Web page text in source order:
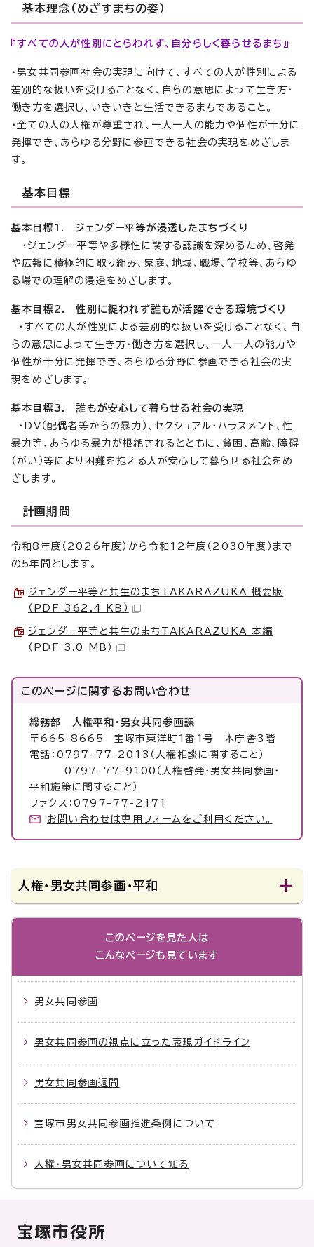
基本理念（めざすまちの姿）
『すべての人が性別にとらわれず、自分らしく暮らせるまち』
・男女共同参画社会の実現に向けて、すべての人が性別による
差別的な扱いを受けることなく、自らの意思によって生き方・
働き方を選択し、いきいきと生活できるまちであること。
・全ての人の人権が尊重され、一人一人の能力や個性が十分に
発揮でき、あらゆる分野に参画できる社会の実現をめざしま
す。
基本目標
基本目標1. ジェンダー平等が浸透したまちづくり
・ジェンダー平等や多様性に関する認識を深めるため、啓発
や広報に積極的に取り組み、家庭、地域、職場、学校等、あらゆ
る場での理解の浸透をめざします。
基本目標2. 性別に捉われず誰もが活躍できる環境づくり
・すべての人が性別による差別的な扱いを受けることなく、自
らの意思によって生き方・働き方を選択し、一人一人の能力や
個性が十分に発揮でき、あらゆる分野に参画できる社会の実
現をめざします。
基本目標3. 誰もが安心して暮らせる社会の実現
・DV（配偶者等からの暴力）、セクシュアル・ハラスメント、性
暴力等、あらゆる暴力が根絶されるとともに、貧困、高齢、障碍
（がい）等により困難を抱える人が安心して暮らせる社会をめ
ざします。
計画期間
令和8年度（2026年度）から令和12年度（2030年度）まで
の5年間とします。
ジェンダー平等と共生のまちTAKARAZUKA_概要版
（PDF 362.4 KB）
ジェンダー平等と共生のまちTAKARAZUKA_本編
（PDF 3.0 MB）
このページに関するお問い合わせ
総務部 人権平和・男女共同参画課
〒665-8665 宝塚市東洋町1番1号 本庁舎3階
電話：0797-77-2013（人権相談に関すること）
0797-77-9100（人権啓発・男女共同参画・
平和施策に関すること）
ファクス：0797-77-2171
お問い合わせは専用フォームをご利用ください。
人権・男女共同参画・平和
このページを見た人は
こんなページも見ています
男女共同参画
男女共同参画の視点に立った表現ガイドライン
男女共同参画週間
宝塚市男女共同参画推進条例について
人権・男女共同参画について知る
宝塚市役所